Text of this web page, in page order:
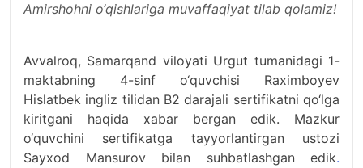
Amirshohni o‘qishlariga muvaffaqiyat tilab qolamiz!
Avvalroq, Samarqand viloyati Urgut tumanidagi 1-
maktabning 4-sinf o‘quvchisi Raximboyev
Hislatbek ingliz tilidan B2 darajali sertifikatni qo‘lga
kiritgani haqida xabar bergan edik. Mazkur
o‘quvchini sertifikatga tayyorlantirgan ustozi
Sayxod Mansurov bilan suhbatlashgan edik.